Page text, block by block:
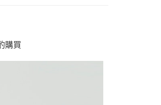
易或遇審核未通過，訂單將自動取
示未達大哥付你分期系統評分，恕
你分期」於每月結算日後寄送繳費提
超商條碼／台灣大直營門市／銀行轉
路繳費。
不需儲值。
即可結帳。
」後，將跳轉至「AFTEE先享後
額後，即可完成結帳。
知簡訊。
運費
購買